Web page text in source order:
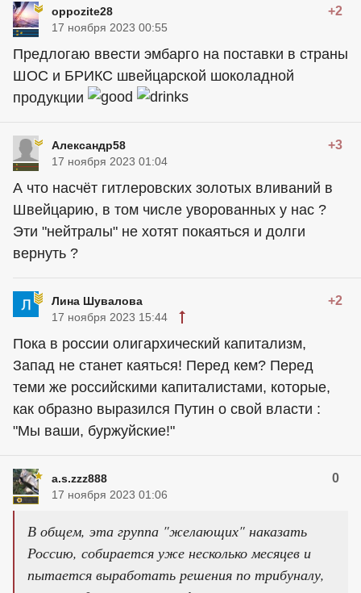
oppozite28 +2
17 ноября 2023 00:55
Предлогаю ввести эмбарго на поставки в страны
ШОС и БРИКС швейцарской шоколадной
продукции
Александр58 +3
17 ноября 2023 01:04
А что насчёт гитлеровских золотых вливаний в
Швейцарию, в том числе уворованных у нас ?
Эти "нейтралы" не хотят покаяться и долги
вернуть ?
Лина Шувалова +2
17 ноября 2023 15:44
Пока в россии олигархический капитализм,
Запад не станет каяться! Перед кем? Перед
теми же российскими капиталистами, которые,
как образно выразился Путин о свой власти :
"Мы ваши, буржуйские!"
a.s.zzz888 0
17 ноября 2023 01:06
В общем, эта группа "желающих" наказать
Россию, собирается уже несколько месяцев и
пытается выработать решения по трибуналу,